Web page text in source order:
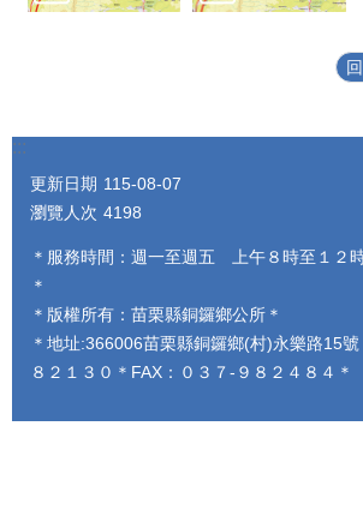
:::
更新日期 115-08-07
瀏覽人次 4198
＊服務時間：週一至週五 上午８時至１２
＊
＊版權所有：苗栗縣銅鑼鄉公所＊
＊地址:366006苗栗縣銅鑼鄉(村)永樂路15
８２１３０＊FAX：０３７-９８２４８４＊